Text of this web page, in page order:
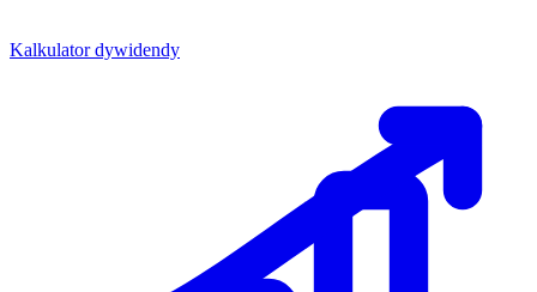
Kalkulator dywidendy